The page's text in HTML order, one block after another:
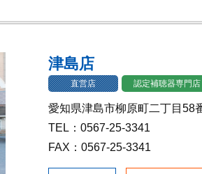
津島店
直営店 認定補聴器専門店
愛知県津島市柳原町二丁目58
TEL：0567-25-3341
FAX：0567-25-3341